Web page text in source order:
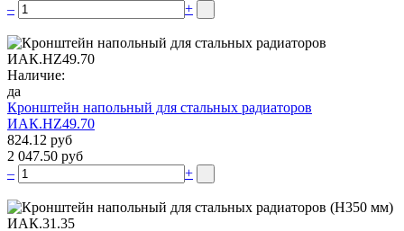
–
+
Наличие:
да
Кронштейн напольный для стальных радиаторов
ИАК.НZ49.70
824.12 руб
2 047.50 руб
–
+